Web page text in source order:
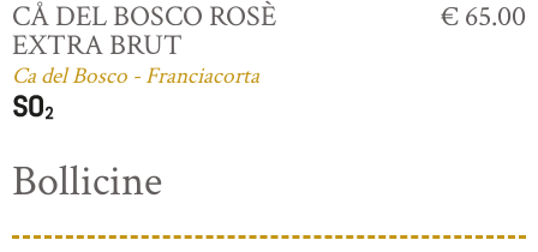
CÅ DEL BOSCO ROSÈ
EXTRA BRUT
Ca del Bosco - Franciacorta
€ 65.00
Bollicine